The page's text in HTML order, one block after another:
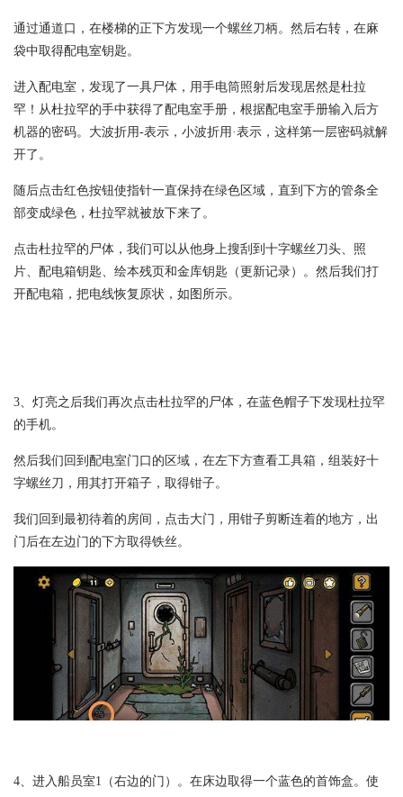
通过通道口，在楼梯的正下方发现一个螺丝刀柄。然后右转，在麻
袋中取得配电室钥匙。
进入配电室，发现了一具尸体，用手电筒照射后发现居然是杜拉
罕！从杜拉罕的手中获得了配电室手册，根据配电室手册输入后方
机器的密码。大波折用-表示，小波折用·表示，这样第一层密码就解
开了。
随后点击红色按钮使指针一直保持在绿色区域，直到下方的管条全
部变成绿色，杜拉罕就被放下来了。
点击杜拉罕的尸体，我们可以从他身上搜刮到十字螺丝刀头、照
片、配电箱钥匙、绘本残页和金库钥匙（更新记录）。然后我们打
开配电箱，把电线恢复原状，如图所示。
3、灯亮之后我们再次点击杜拉罕的尸体，在蓝色帽子下发现杜拉罕
的手机。
然后我们回到配电室门口的区域，在左下方查看工具箱，组装好十
字螺丝刀，用其打开箱子，取得钳子。
我们回到最初待着的房间，点击大门，用钳子剪断连着的地方，出
门后在左边门的下方取得铁丝。
4、进入船员室1（右边的门）。在床边取得一个蓝色的首饰盒。使